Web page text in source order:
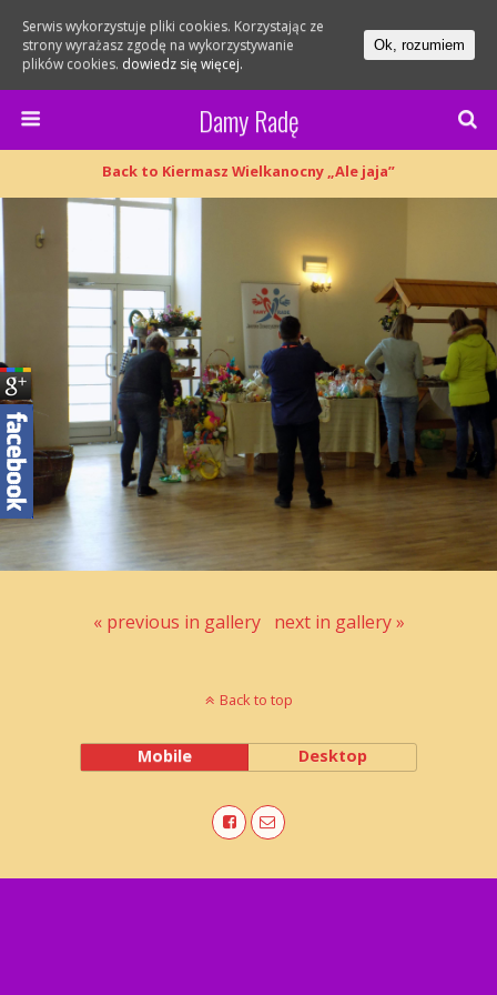
Damy Radę
Back to Kiermasz Wielkanocny „Ale jaja”
« previous in gallery next in gallery »
Back to top
Mobile Desktop
Serwis wykorzystuje pliki cookies. Korzystając ze
strony wyrażasz zgodę na wykorzystywanie
plików cookies. dowiedz się więcej.
Ok, rozumiem